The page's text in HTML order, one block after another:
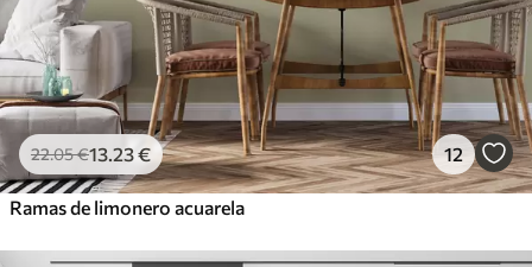
22.05€13 .23€ 12
Ramas de limonero acuarela